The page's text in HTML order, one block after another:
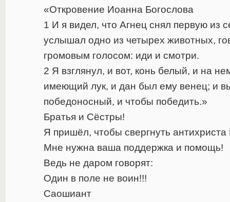
«Откровение Иоанна Богослова
1 И я видел, что Агнец снял первую из
услышал одно из четырех животных,
громовым голосом: иди и смотри.
2 Я взглянул, и вот, конь белый, и на
имеющий лук, и дан был ему венец; и
победоносный, и чтобы победить.»
Братья и Сёстры!
Я пришёл, чтобы свергнуть антихриста
Мне нужна ваша поддержка и помощь!
Ведь не даром говорят:
Один в поле не воин!!!
Саошиант